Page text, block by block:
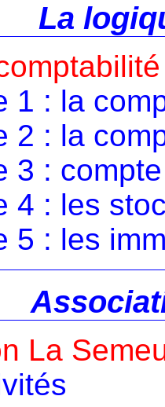
La
1 : la
2 : la
3 :
4 : les
5 : les
La